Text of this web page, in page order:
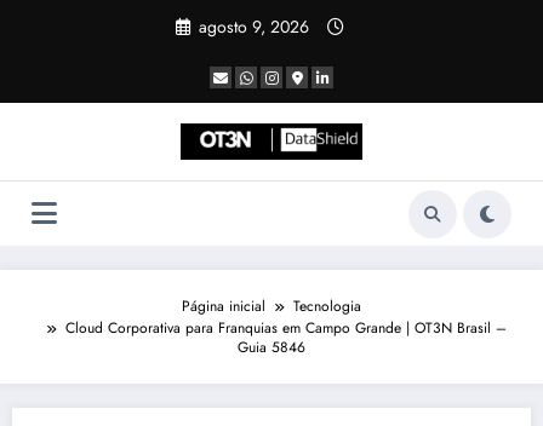
agosto 9, 2026
Página inicial
Tecnologia
Cloud Corporativa para Franquias em Campo Grande | OT3N Brasil –
Guia 5846